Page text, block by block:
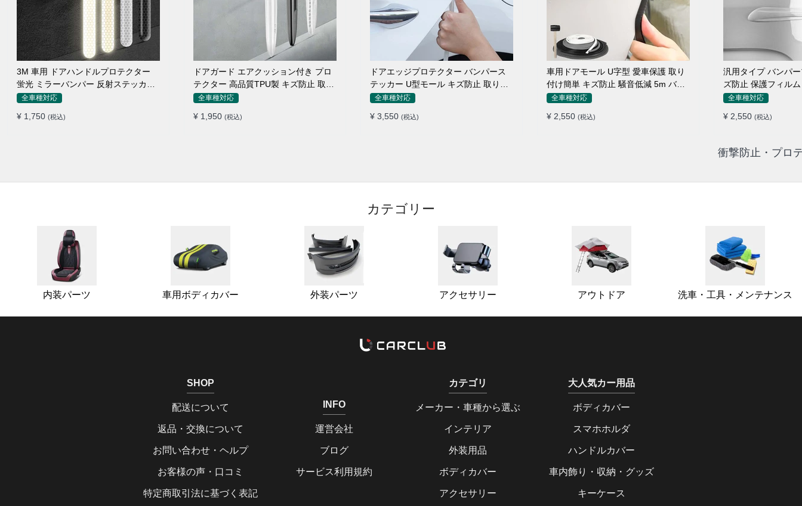
3M 車用 ドアハンドルプロテクター
蛍光 ミラーバンパー 反射ステッカー
保護フィルム
全車種対応
¥ 1,750 (税込)
ドアガード エアクッション付き プロ
テクター 高品質TPU製 キズ防止 取り
付け簡単
全車種対応
¥ 1,950 (税込)
ドアエッジプロテクター バンパース
テッカー U型モール キズ防止 取り付
け簡単 騒音低減
全車種対応
¥ 3,550 (税込)
車用ドアモール U字型 愛車保護 取り
付け簡単 キズ防止 騒音低減 5m バン
パーストリップ
全車種対応
¥ 2,550 (税込)
汎用タイプ バンパ
ズ防止 保護フィル
ィット感抜群
全車種対応
¥ 2,550 (税込)
衝撃防止・プロ
カテゴリー
内装パーツ 車用ボディカバー 外装パーツ アクセサリー アウトドア 洗車・工具・メンテナンス
SHOP
配送について
返品・交換について
お問い合わせ・ヘルプ
お客様の声・口コミ
特定商取引法に基づく表記
INFO
運営会社
ブログ
サービス利用規約
カテゴリ
メーカー・車種から選ぶ
インテリア
外装用品
ボディカバー
アクセサリー
大人気カー用品
ボディカバー
スマホホルダ
ハンドルカバー
車内飾り・収納・グッズ
キーケース